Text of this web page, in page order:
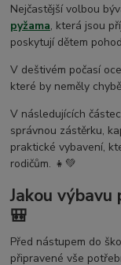
Nejčastější volbou
pyžama, která jsou
poskytují dětem
V deštivém počasí
které by neměly
V následujících
správnou zástěrku,
praktické vybavení,
rodičům. 👧💚
Jakou
🎒
Před nástupem do
připravené vše